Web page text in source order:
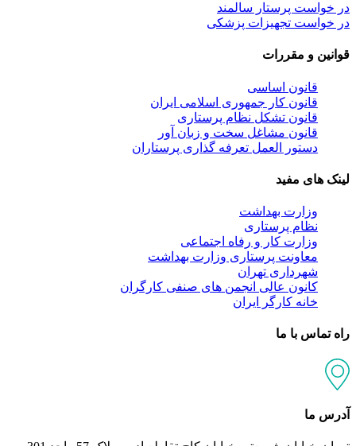
در خواست پرستار سالمند
در خواست تجهیزات پزشکی
قوانین و مقررات
قانون اساسی
قانون کار جمهوری اسلامی ایران
قانون تشکل نظام پرستاری
قانون مشاغل سخت و زبان آور
دستور العمل تعرفه گذاری پرستاران
لینک های مفید
وزارت بهداشت
نظام پرستاری
وزارت کار و رفاه اجتماعی
معاونت پرستاری وزارت بهداشت
شهرداری تهران
کانون عالی انجمن های صنفی کارگران
خانه کارگر ایران
راه تماس با ما
آدرس ما